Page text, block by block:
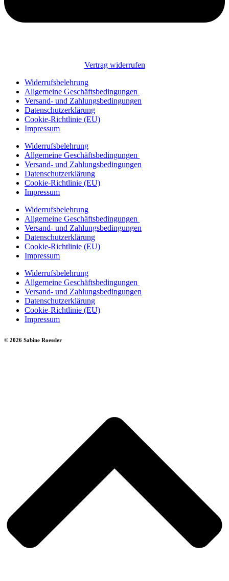
Vertrag widerrufen
Widerrufsbelehrung
Allgemeine Geschäftsbedingungen
Versand- und Zahlungsbedingungen
Datenschutzerklärung
Cookie-Richtlinie (EU)
Impressum
Widerrufsbelehrung
Allgemeine Geschäftsbedingungen
Versand- und Zahlungsbedingungen
Datenschutzerklärung
Cookie-Richtlinie (EU)
Impressum
Widerrufsbelehrung
Allgemeine Geschäftsbedingungen
Versand- und Zahlungsbedingungen
Datenschutzerklärung
Cookie-Richtlinie (EU)
Impressum
Widerrufsbelehrung
Allgemeine Geschäftsbedingungen
Versand- und Zahlungsbedingungen
Datenschutzerklärung
Cookie-Richtlinie (EU)
Impressum
© 2026 Sabine Roessler